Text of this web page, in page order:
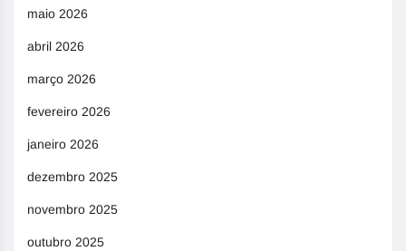
maio 2026
abril 2026
março 2026
fevereiro 2026
janeiro 2026
dezembro 2025
novembro 2025
outubro 2025